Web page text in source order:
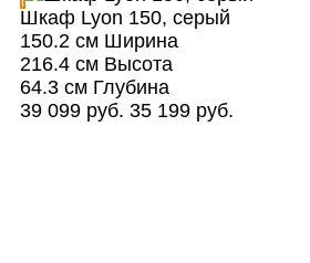
Шкаф Lyon 150, серый
150.2 смШирина
216.4 смВысота
64.3 смГлубина
39 099 руб. 35 199 руб.